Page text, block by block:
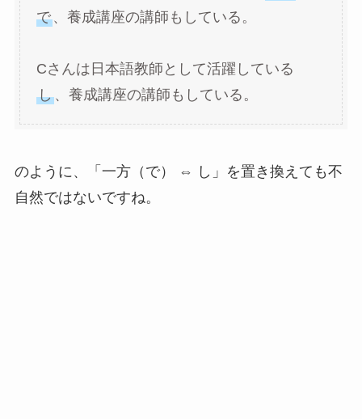
で、養成講座の講師もしている。
Cさんは日本語教師として活躍している
し、養成講座の講師もしている。
のように、「一方（で） ⇔ し」を置き換えても不
自然ではないですね。